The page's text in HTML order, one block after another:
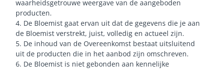
waarheidsgetrouwe weergave van de aangeboden
producten.
4. De Bloemist gaat ervan uit dat de gegevens die je aan
de Bloemist verstrekt, juist, volledig en actueel zijn.
5. De inhoud van de Overeenkomst bestaat uitsluitend
uit de producten die in het aanbod zijn omschreven.
6. De Bloemist is niet gebonden aan kennelijke